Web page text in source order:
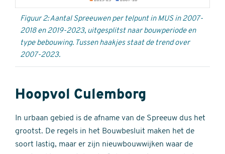
Figuur 2: Aantal Spreeuwen per telpunt in MUS in 2007-
2018 en 2019-2023, uitgesplitst naar bouwperiode en
type bebouwing. Tussen haakjes staat de trend over
2007-2023.
Hoopvol Culemborg
In urbaan gebied is de afname van de Spreeuw dus het
grootst. De regels in het Bouwbesluit maken het de
soort lastig, maar er zijn nieuwbouwwijken waar de